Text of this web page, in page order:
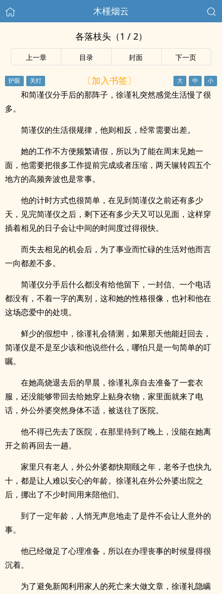
木槿烟云
各落枝头（1 / 2）
上一章 目录 封面 下一页
〔加入书签〕
和简谨仪分手后的那阵子，徐谨礼突然感觉生活慢了很
多。
简谨仪的生活很规律，他则相反，经常需要出差。
她的工作不方便频繁请假，所以为了能在周末见她一
面，他需要把很多工作提前完成或者压缩，两天辗转四五个
地方的高频奔波也是常事。
他的计时方式也很简单，在见到简谨仪之前还有多少
天，见完简谨仪之后，剩下还有多少天又可以见面，这样穿
插着相见的日子会让中间的时间度过得很快。
而失去相见的机会后，为了事业而忙碌的生活对他而言
一向都差不多。
简谨仪分手后什么都没有给他留下，一封信、一个电话
都没有，不着一字的离别，这和她的性格很像，也衬和他在
这场恋爱中的处境。
鲜少的假想中，徐谨礼会猜测，如果那天他能赶回去，
简谨仪是不是至少该和他说些什么，哪怕只是一句简单的叮
嘱。
在她高烧退去后的早晨，徐谨礼亲自去准备了一套衣
服，还没能够带回去给她穿上贴身衣物，家里面就来了电
话，外公外婆突然身体不适，被送往了医院。
他不得已先去了医院，在那里待到了晚上，没能在她离
开之前再回去一趟。
家里只有老人，外公外婆都快期颐之年，老爷子也快九
十，都是让人难以安心的年龄。徐谨礼在外公外婆出院之
后，挪出了不少时间用来陪他们。
到了一定年龄，人悄无声息地走了是件不会让人意外的
事。
他已经做足了心理准备，所以在办理丧事的时候显得很
沉着。
为了避免新闻利用家人的死亡来大做文章，徐谨礼隐瞒